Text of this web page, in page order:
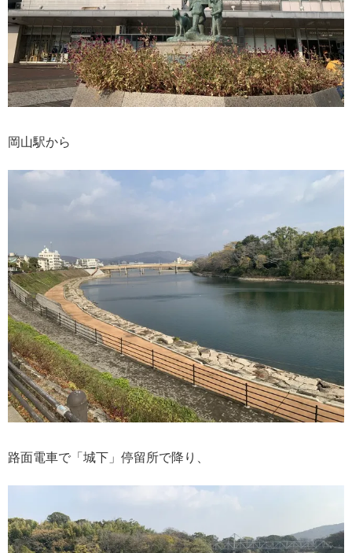
岡山駅から
路面電車で「城下」停留所で降り、